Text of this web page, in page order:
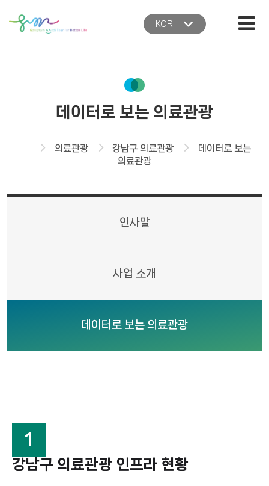
KOR
데이터로 보는 의료관광
의료관광 강남구 의료관광
데이터로 보는
의료관광
인사말
사업 소개
데이터로 보는 의료관광
1
강남구 의료관광 인프라 현황